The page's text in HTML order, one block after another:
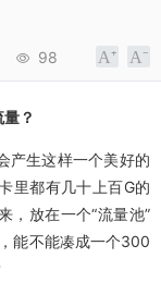
98
？
产生这样一个美好的
里都有几十上百G的
，放在一个“流量池”
能不能凑成一个300